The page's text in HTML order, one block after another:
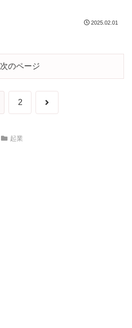
2025.02.01
次のページ
2 次
起業